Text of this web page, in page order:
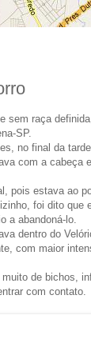
sem raça
SP.
no final da
com a cabeça
pois estava ao
foi dito que
a abandoná-lo.
dentro do
com maior
de bichos,
com contato.